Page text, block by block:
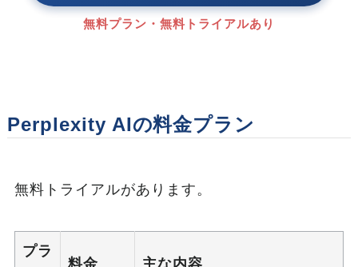
無料プラン・無料トライアルあり
Perplexity AIの料金プラン
無料トライアルがあります。
プラ
料金 主な内容